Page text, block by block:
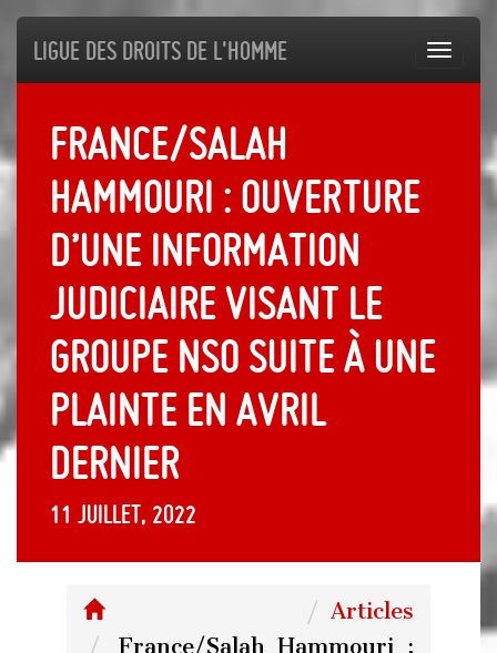
Ligue des droits de l'Homme
France/Salah
Hammouri : ouverture
d’une information
judiciaire visant le
groupe NSO suite à une
plainte en avril
dernier
11 juillet, 2022
Articles
France/Salah Hammouri :